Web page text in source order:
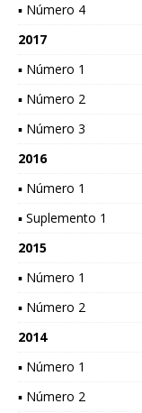
▪ Número 4
2017
▪ Número 1
▪ Número 2
▪ Número 3
2016
▪ Número 1
▪ Suplemento 1
2015
▪ Número 1
▪ Número 2
2014
▪ Número 1
▪ Número 2